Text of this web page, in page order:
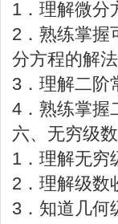
1．理解微分
2．熟练掌握
分方程的解法
3．理解二阶
4．熟练掌握
六、无穷级数
1．理解无穷
2．理解级数
3．知道几何